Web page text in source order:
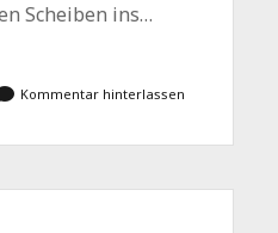
Scheiben ins…
Kommentar hinterlassen